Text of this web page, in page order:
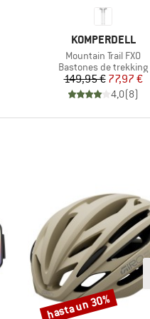
MARCA
KOMPERDELL
Artículo
Mountain Trail FXO
Product group
Bastones de trekking
Precio
149,95 €Precio
77,97 €
4,0(8)
Descuento
hasta un 30%